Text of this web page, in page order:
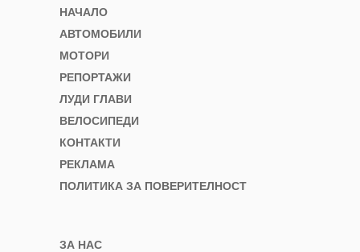
НАЧАЛО
АВТОМОБИЛИ
МОТОРИ
РЕПОРТАЖИ
ЛУДИ ГЛАВИ
ВЕЛОСИПЕДИ
КОНТАКТИ
РЕКЛАМА
ПОЛИТИКА ЗА ПОВЕРИТЕЛНОСТ
ЗА НАС